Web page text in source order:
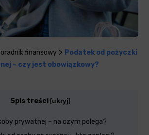
finansowy > Podatek od pożyczki
– czy jest obowiązkowy?
Spis treści [ukryj]
prywatnej – na czym polega?